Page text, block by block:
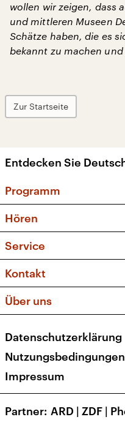
wollen wir zeigen, dass
und mittleren Museen
Schätze haben, die es
bekannt zu machen
Zur Startseite
Entdecken Sie
Programm
Sendungen und
Musikliste
Kakadu – Das
Hören
Frequenzen
Service
FAQ
Apps
Newsletter
Veranstaltungen
Kontakt
Social Media
Über uns
Presse
Karriere
Transparenz
Datenschutzerklärung
Nutzungsbedingungen
Impressum
Partner ARD | ZDF |